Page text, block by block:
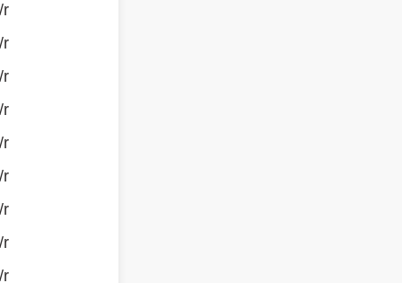
r
r
r
r
r
r
r
r
r